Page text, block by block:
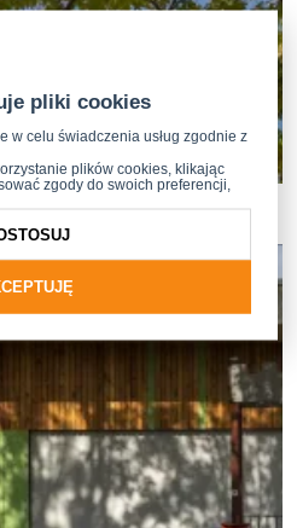
pliki cookies
w celu świadczenia usług zgodnie z
plików cookies, klikając
zgody do swoich preferencji,